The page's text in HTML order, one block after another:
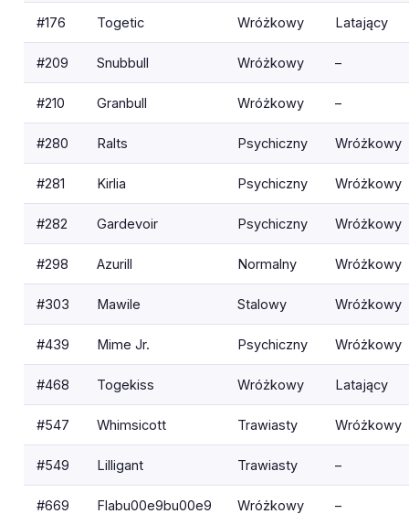
#176 Togetic Wróżkowy Latający
#209 Snubbull Wróżkowy –
#210 Granbull Wróżkowy –
#280 Ralts Psychiczny Wróżkowy
#281 Kirlia Psychiczny Wróżkowy
#282 Gardevoir Psychiczny Wróżkowy
#298 Azurill Normalny Wróżkowy
#303 Mawile Stalowy Wróżkowy
#439 Mime Jr. Psychiczny Wróżkowy
#468 Togekiss Wróżkowy Latający
#547 Whimsicott Trawiasty Wróżkowy
#549 Lilligant Trawiasty –
#669 Flabu00e9bu00e9 Wróżkowy –